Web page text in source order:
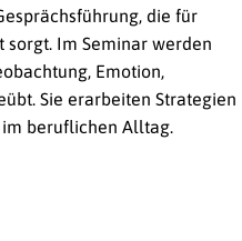
die für
Im Seminar werden
Emotion,
Sie erarbeiten Strategien
beruflichen Alltag.